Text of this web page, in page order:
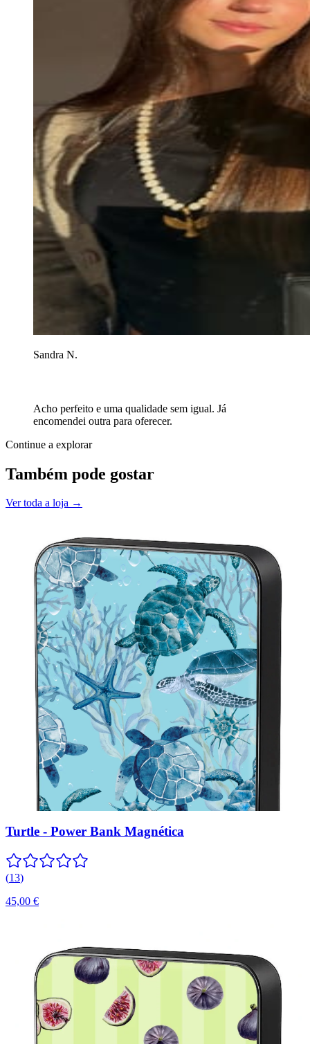
Sandra N.
Acho perfeito e uma qualidade sem igual. Já
encomendei outra para oferecer.
Continue a explorar
Também pode gostar
Ver toda a loja →
Turtle - Power Bank Magnética
(13)
45,00 €